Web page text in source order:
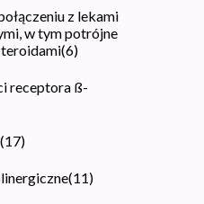
z lekami
w tym potrójne
(6)
receptora ß-
(17)
(11)